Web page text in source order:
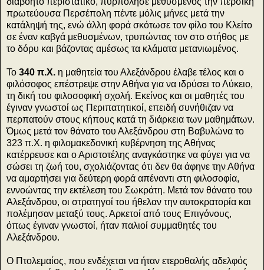
πρωτεύουσα Περσέπολη πέντε μόλις μήνες μετά την
κατάληψή της, ενώ άλλη φορά σκότωσε τον φίλο του Κλείτο
σε έναν καβγά μεθυσμένων, τρυπώντας τον στο στήθος με
το δόρυ και βάζοντας αμέσως τα κλάματα μετανιωμένος.
Το 340 π.Χ. η μαθητεία του Αλεξάνδρου έλαβε τέλος και ο
φιλόσοφος επέστρεψε στην Αθήνα για να ιδρύσει το Λύκειο,
τη δική του φιλοσοφική σχολή. Εκείνος και οι μαθητές του
έγιναν γνωστοί ως Περιπατητικοί, επειδή συνήθιζαν να
περπατούν στους κήπους κατά τη διάρκεια των μαθημάτων.
Όμως μετά τον θάνατο του Αλεξάνδρου στη Βαβυλώνα το
323 π.Χ. η φιλομακεδονική κυβέρνηση της Αθήνας
κατέρρευσε και ο Αριστοτέλης αναγκάστηκε να φύγει για να
σώσει τη ζωή του, σχολιάζοντας ότι δεν θα άφηνε την Αθήνα
να αμαρτήσει για δεύτερη φορά απέναντι στη φιλοσοφία,
εννοώντας την εκτέλεση του Σωκράτη. Μετά τον θάνατο του
Αλεξάνδρου, οι στρατηγοί του ήθελαν την αυτοκρατορία και
πολέμησαν μεταξύ τους. Αρκετοί από τους Επιγόνους,
όπως έγιναν γνωστοί, ήταν παλιοί συμμαθητές του
Αλεξάνδρου.
Ο Πτολεμαίος, που ενδέχεται να ήταν ετεροθαλής αδελφός